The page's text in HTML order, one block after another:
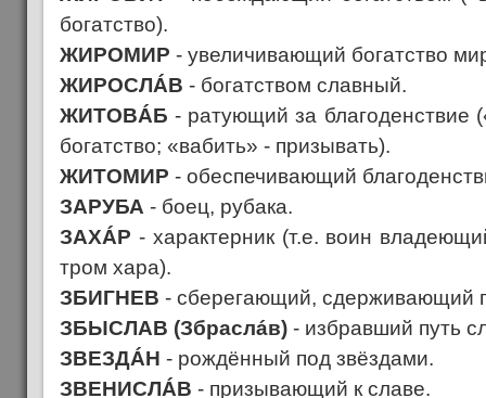
богатство).
ЖИРОМИР - увеличивающий богатство
ЖИРОСЛÁВ - богатством славный.
ЖИТОВÁБ - ратующий за благоденствие
богатство; «вабить» - призывать).
ЖИТОМИР - обеспечивающий
ЗАРУБА - боец, рубака.
ЗАХÁР - характерник (т.е. воин
тром хара).
ЗБИГНЕВ - сберегающий, сдерживающий
ЗБЫСЛАВ (Збраслáв) - избравший путь
ЗВЕЗДÁН - рождённый под звёздами.
ЗВЕНИСЛÁВ - призывающий к славе.